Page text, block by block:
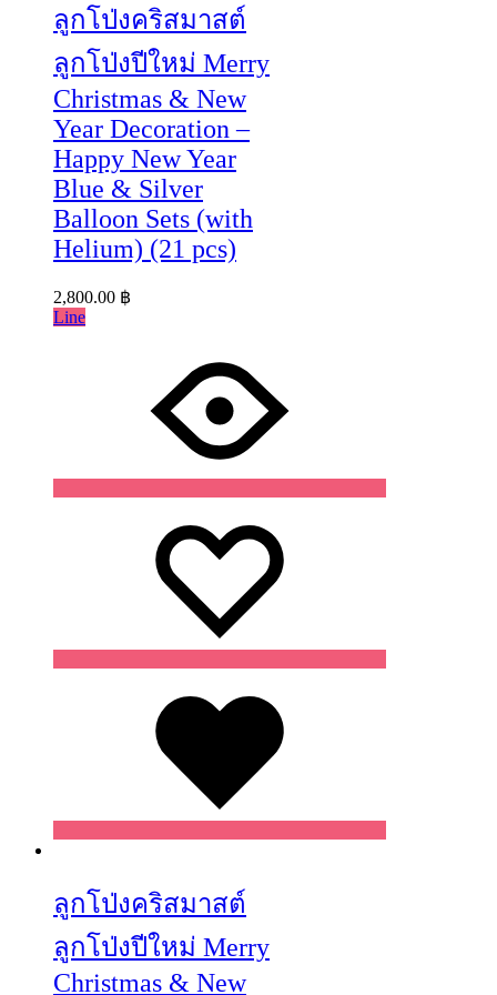
ลูกโป่งคริสมาสต์
ลูกโป่งปีใหม่ Merry
Christmas & New
Year Decoration –
Happy New Year
Blue & Silver
Balloon Sets (with
Helium) (21 pcs)
2,800.00 ฿
Line
ลูกโป่งคริสมาสต์
ลูกโป่งปีใหม่ Merry
Christmas & New